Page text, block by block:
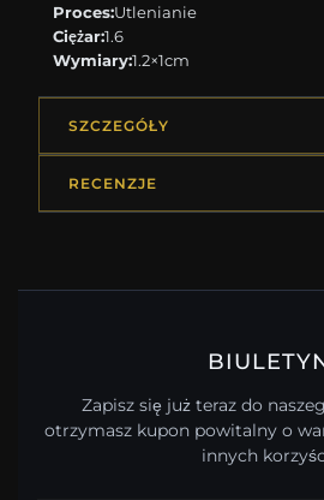
Proces:Utlenianie
Ciężar:1.6
Wymiary:1.2×1cm
SZCZEGÓŁY
RECENZJE
Zapisz się już teraz do
otrzymasz kupon powitalny o
innych